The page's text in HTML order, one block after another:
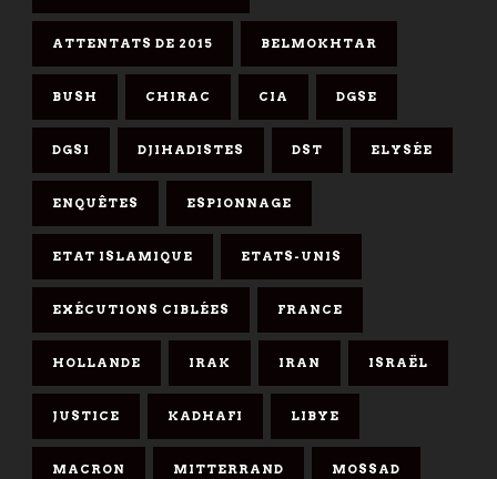
ATTENTATS DE 2015 BELMOKHTAR
BUSH CHIRAC CIA DGSE
DGSI DJIHADISTES DST ELYSÉE
ENQUÊTES ESPIONNAGE
ETAT ISLAMIQUE ETATS-UNIS
EXÉCUTIONS CIBLÉES FRANCE
HOLLANDE IRAK IRAN ISRAËL
JUSTICE KADHAFI LIBYE
MACRON MITTERRAND MOSSAD